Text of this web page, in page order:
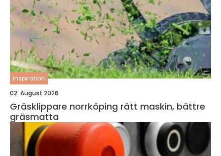
inspiration
02. August 2026
Gräsklippare norrköping rätt maskin, bättre
gräsmatta